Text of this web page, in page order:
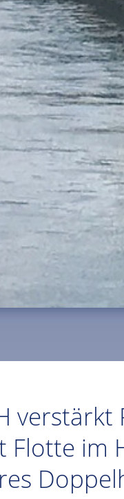
Flotte im